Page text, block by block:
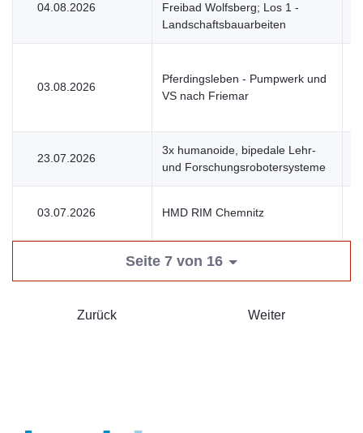
04.08.2026
Freibad Wolfsberg; Los 1 -
Landschaftsbauarbeiten
03.08.2026
Pferdingsleben - Pumpwerk und
VS nach Friemar
23.07.2026
3x humanoide, bipedale Lehr-
und Forschungsrobotersysteme
03.07.2026 HMD RIM Chemnitz
Seite 7 von 16
Zurück Weiter